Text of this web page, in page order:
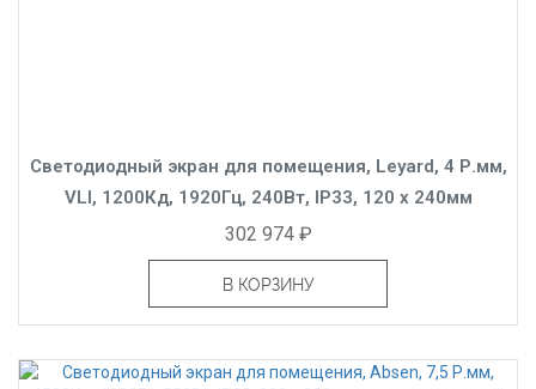
Светодиодный экран для помещения, Leyard, 4 Р.мм,
VLI, 1200Кд, 1920Гц, 240Вт, IP33, 120 x 240мм
302 974 ₽
В КОРЗИНУ